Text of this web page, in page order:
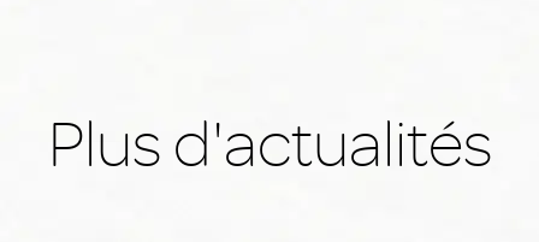
Plus d'actualités